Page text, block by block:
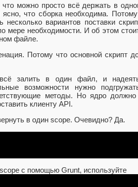
можно просто всё держать в
ясно, что сборка необходима.
несколько вариантов поставки
мере необходимости. И об этом
файле.
Потому что основной скрипт
залить в один файл, и
возможности нужно
методы. Но ядро
клиенту API.
в один scope. Очевидно? Да.
с помощью Grunt, используйте